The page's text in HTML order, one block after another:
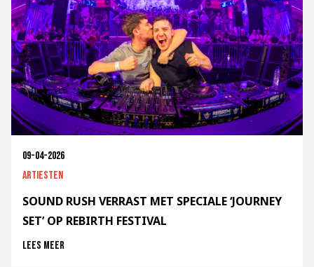
09-04-2026
Artiesten
SOUND RUSH VERRAST MET SPECIALE ‘JOURNEY
SET’ OP REBIRTH FESTIVAL
Lees meer